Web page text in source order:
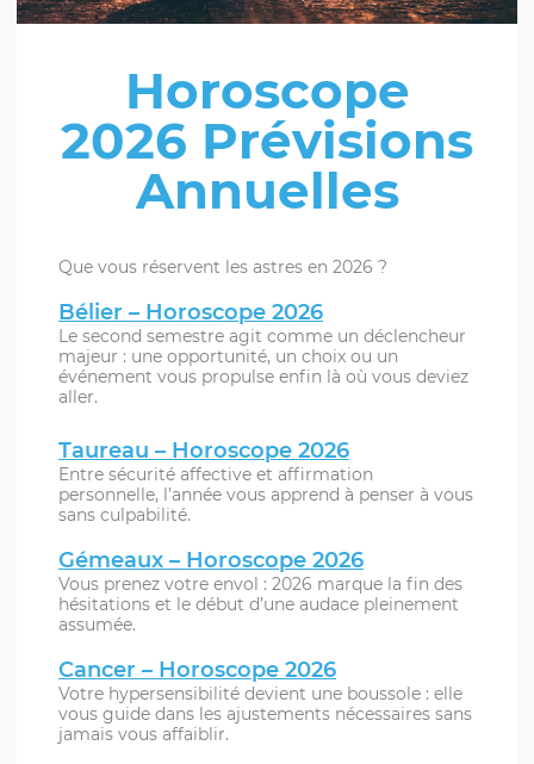
Horoscope
2026 Prévisions
Annuelles
Que vous réservent les astres en 2026 ?
Bélier – Horoscope 2026
Le second semestre agit comme un déclencheur
majeur : une opportunité, un choix ou un
événement vous propulse enfin là où vous deviez
aller.
Taureau – Horoscope 2026
Entre sécurité affective et affirmation
personnelle, l’année vous apprend à penser à vous
sans culpabilité.
Gémeaux – Horoscope 2026
Vous prenez votre envol : 2026 marque la fin des
hésitations et le début d’une audace pleinement
assumée.
Cancer – Horoscope 2026
Votre hypersensibilité devient une boussole : elle
vous guide dans les ajustements nécessaires sans
jamais vous affaiblir.